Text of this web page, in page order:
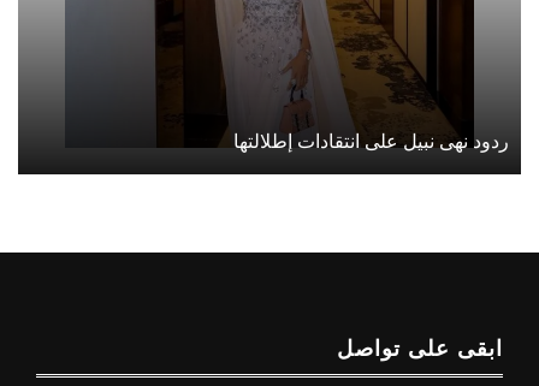
ردود نهى نبيل على انتقادات إطلالتها
ابقى على تواصل